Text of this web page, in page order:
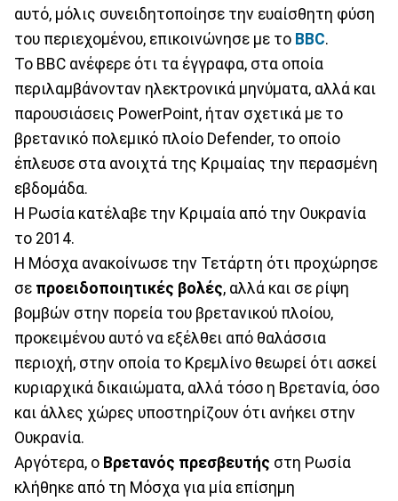
αυτό, μόλις συνειδητοποίησε την ευαίσθητη φύση
του περιεχομένου, επικοινώνησε με το BBC.
Το BBC ανέφερε ότι τα έγγραφα, στα οποία
περιλαμβάνονταν ηλεκτρονικά μηνύματα, αλλά και
παρουσιάσεις PowerPoint, ήταν σχετικά με το
βρετανικό πολεμικό πλοίο Defender, το οποίο
έπλευσε στα ανοιχτά της Κριμαίας την περασμένη
εβδομάδα.
Η Ρωσία κατέλαβε την Κριμαία από την Ουκρανία
το 2014.
Η Μόσχα ανακοίνωσε την Τετάρτη ότι προχώρησε
σε προειδοποιητικές βολές, αλλά και σε ρίψη
βομβών στην πορεία του βρετανικού πλοίου,
προκειμένου αυτό να εξέλθει από θαλάσσια
περιοχή, στην οποία το Κρεμλίνο θεωρεί ότι ασκεί
κυριαρχικά δικαιώματα, αλλά τόσο η Βρετανία, όσο
και άλλες χώρες υποστηρίζουν ότι ανήκει στην
Ουκρανία.
Αργότερα, ο Βρετανός πρεσβευτής στη Ρωσία
κλήθηκε από τη Μόσχα για μία επίσημη